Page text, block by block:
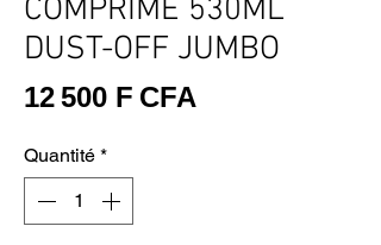
COMPRIME 530ML
DUST-OFF JUMBO
12 500 F CFA
Quantité *